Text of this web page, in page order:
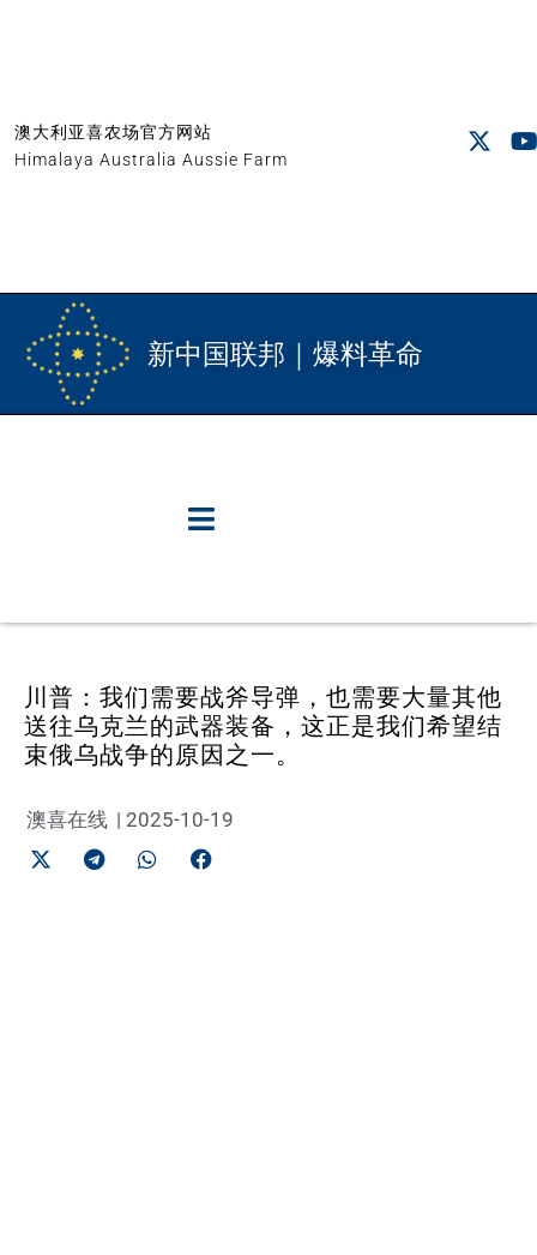
澳大利亚喜农场官方网站
Himalaya Australia Aussie Farm
新中国联邦｜爆料革命
川普：我们需要战斧导弹，也需要大量其他
送往乌克兰的武器装备，这正是我们希望结
束俄乌战争的原因之一。
澳喜在线 | 2025-10-19